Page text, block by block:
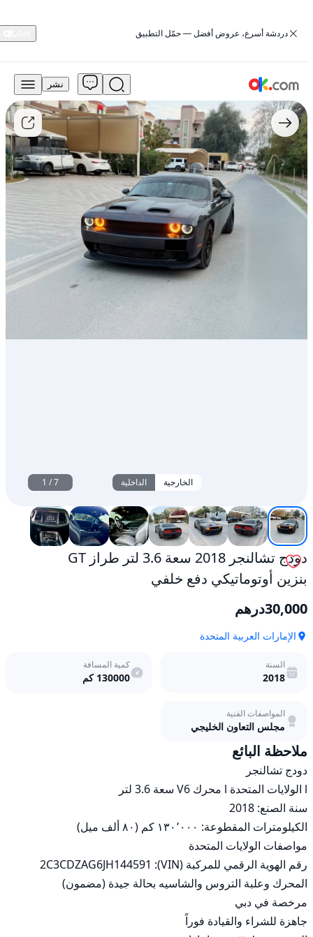
‏دردشة أسرع، عروض أفضل — حمّل التطبيق
30,000
درهم
للبيع
دودج
تشالنجر
2018
سعة
3.6
لتر
نشر
الخارجية الداخلية 1 /7
دودج تشالنجر 2018 سعة 3.6 لتر طراز GT
بنزين أوتوماتيكي دفع خلفي
30,000درهم
الإمارات العربية المتحدة
السنة
2018
كمية المسافة
130000 كم
المواصفات الفنية
مجلس التعاون الخليجي
ملاحظة البائع